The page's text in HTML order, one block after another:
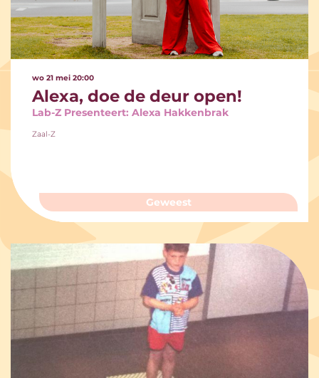
Alexa, doe de deur open!
Lab-Z Presenteert: Alexa Hakkenbrak
wo 21 mei 20:00
Zaal-Z
Geweest